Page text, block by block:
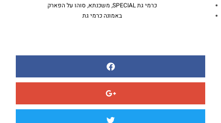
כרמי גת SPECIAL
, משכנתא, סוהו על הפארק
באמונה כרמי גת